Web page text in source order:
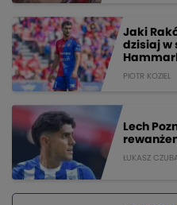
Jaki
dzisiaj w
PIOTR KOZIEL
Lech
ŁUKASZ